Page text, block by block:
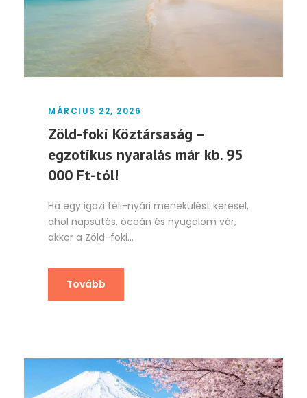
MÁRCIUS 22, 2026
Zöld-foki Köztársaság –
egzotikus nyaralás már kb. 95
000 Ft-tól!
Ha egy igazi téli-nyári menekülést keresel,
ahol napsütés, óceán és nyugalom vár,
akkor a Zöld-foki...
Tovább